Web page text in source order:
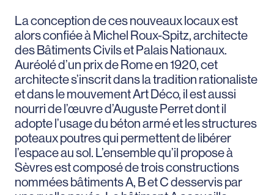
La conception de ces nouveaux locaux est
alors confiée à Michel Roux-Spitz, architecte
des Bâtiments Civils et Palais Nationaux.
Auréolé d’un prix de Rome en 1920, cet
architecte s’inscrit dans la tradition rationaliste
et dans le mouvement Art Déco, il est aussi
nourri de l’œuvre d’Auguste Perret dont il
adopte l’usage du béton armé et les structures
poteaux poutres qui permettent de libérer
l’espace au sol. L’ensemble qu’il propose à
Sèvres est composé de trois constructions
nommées bâtiments A, B et C desservis par